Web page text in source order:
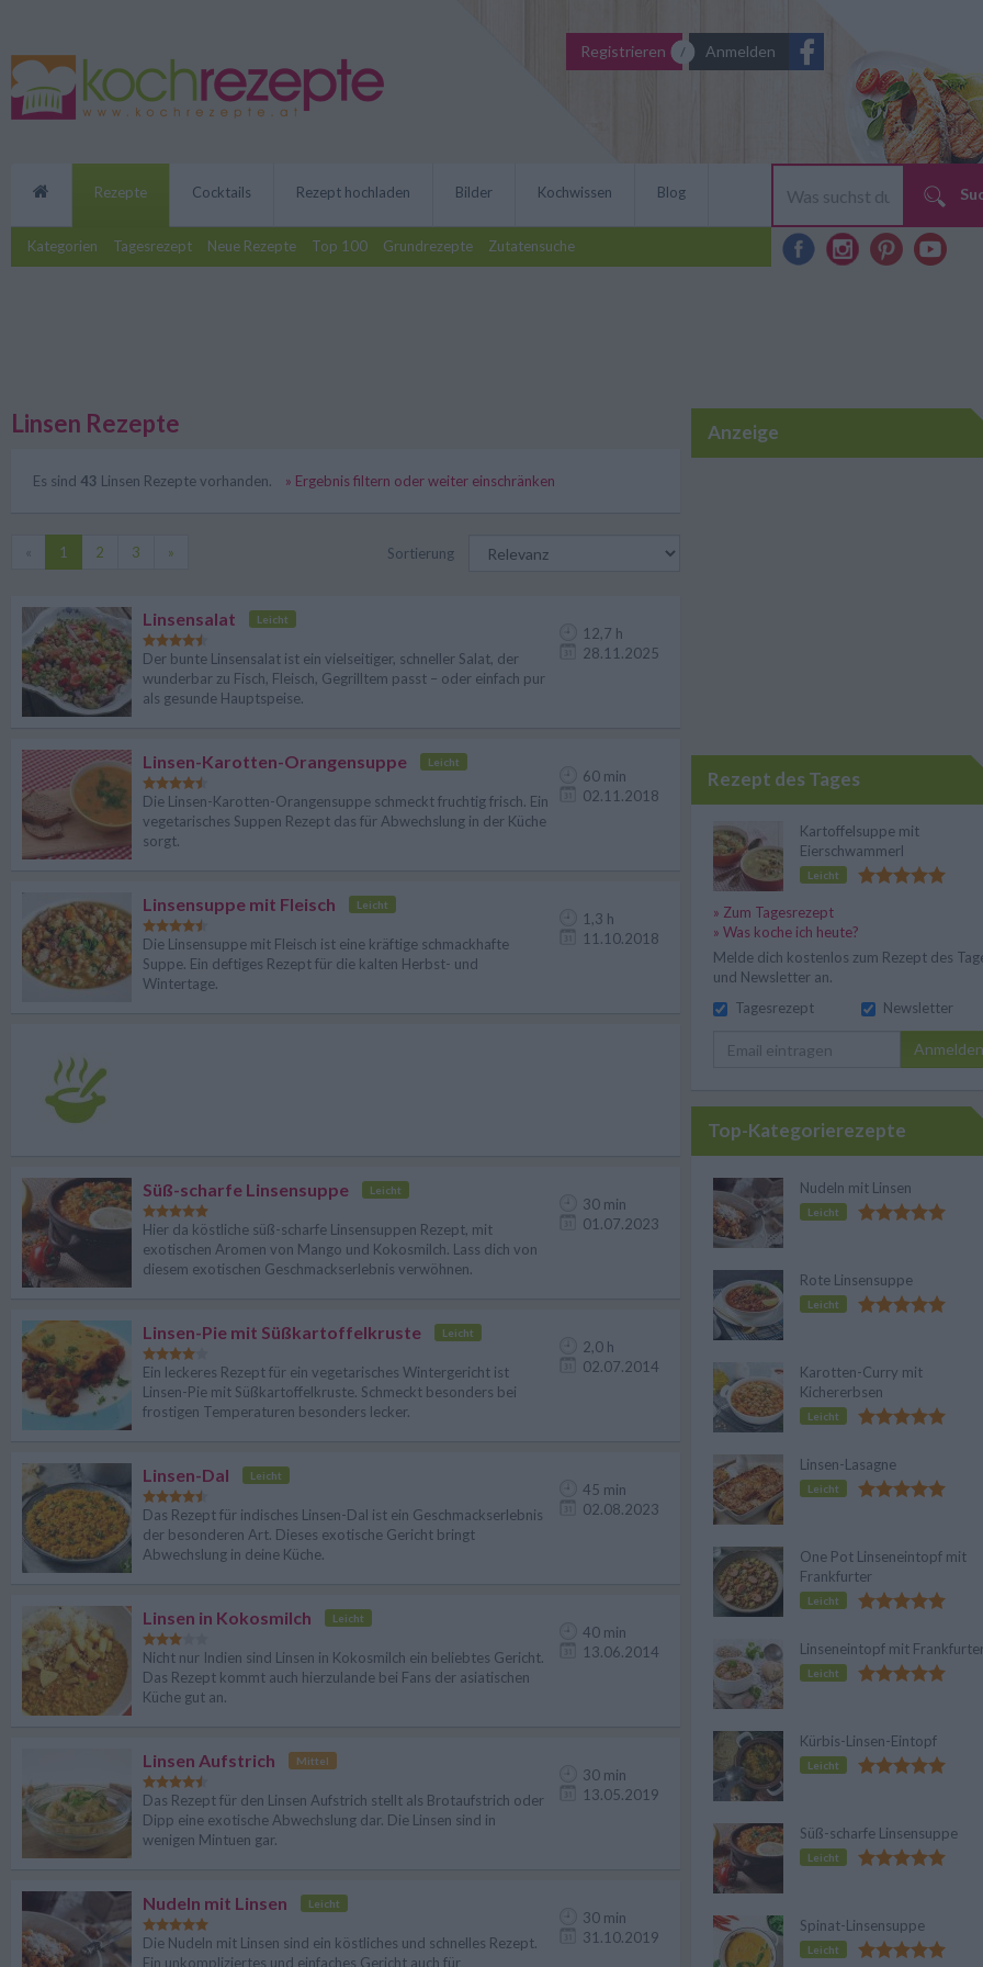
Registrieren Anmelden
Rezepte
Kategorien Tagesrezept Neue Rezepte Top 100 Grundrezepte Zutatensuche
Cocktails Rezept hochladen Bilder Kochwissen Blog
Linsen Rezepte
Es sind 43 Linsen Rezepte vorhanden. » Ergebnis filtern oder weiter einschränken
1 2 3 » Sortierung
Linsensalat Leicht
Der bunte Linsensalat ist ein vielseitiger, schneller Salat, der
wunderbar zu Fisch, Fleisch, Gegrilltem passt – oder einfach pur
als gesunde Hauptspeise.
12,7 h
28.11.2025
Linsen-Karotten-Orangensuppe Leicht
Die Linsen-Karotten-Orangensuppe schmeckt fruchtig frisch. Ein
vegetarisches Suppen Rezept das für Abwechslung in der Küche
sorgt.
60 min
02.11.2018
Linsensuppe mit Fleisch Leicht
Die Linsensuppe mit Fleisch ist eine kräftige schmackhafte
Suppe. Ein deftiges Rezept für die kalten Herbst- und
Wintertage.
1,3 h
11.10.2018
Süß-scharfe Linsensuppe Leicht
Hier da köstliche süß-scharfe Linsensuppen Rezept, mit
exotischen Aromen von Mango und Kokosmilch. Lass dich von
diesem exotischen Geschmackserlebnis verwöhnen.
30 min
01.07.2023
Linsen-Pie mit Süßkartoffelkruste Leicht
Ein leckeres Rezept für ein vegetarisches Wintergericht ist
Linsen-Pie mit Süßkartoffelkruste. Schmeckt besonders bei
frostigen Temperaturen besonders lecker.
2,0 h
02.07.2014
Linsen-Dal Leicht
Das Rezept für indisches Linsen-Dal ist ein Geschmackserlebnis
der besonderen Art. Dieses exotische Gericht bringt
Abwechslung in deine Küche.
45 min
02.08.2023
Linsen in Kokosmilch Leicht
Nicht nur Indien sind Linsen in Kokosmilch ein beliebtes Gericht.
Das Rezept kommt auch hierzulande bei Fans der asiatischen
Küche gut an.
40 min
13.06.2014
Linsen Aufstrich Mittel
Das Rezept für den Linsen Aufstrich stellt als Brotaufstrich oder
Dipp eine exotische Abwechslung dar. Die Linsen sind in
wenigen Mintuen gar.
30 min
13.05.2019
Nudeln mit Linsen Leicht
Die Nudeln mit Linsen sind ein köstliches und schnelles Rezept.
Ein unkompliziertes und einfaches Gericht auch für
30 min
31.10.2019
Anzeige
Rezept des Tages
Kartoffelsuppe mit
Eierschwammerl
Leicht
» Zum Tagesrezept
» Was koche ich heute?
Melde dich kostenlos zum Rezept des
und Newsletter an.
Tagesrezept
Newsletter
Anmelden
Top-Kategorierezepte
Nudeln mit Linsen
Leicht
Rote Linsensuppe
Leicht
Karotten-Curry mit
Kichererbsen
Leicht
Linsen-Lasagne
Leicht
One Pot Linseneintopf mit
Frankfurter
Leicht
Linseneintopf mit
Leicht
Kürbis-Linsen-Eintopf
Leicht
Süß-scharfe Linsensuppe
Leicht
Spinat-Linsensuppe
Leicht